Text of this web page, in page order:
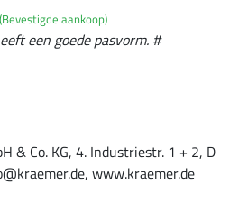
(Bevestigde aankoop)
een goede pasvorm. #
& Co. KG, 4. Industriestr. 1 + 2, D
www.kraemer.de